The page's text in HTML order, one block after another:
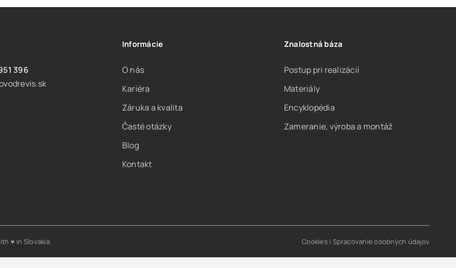
396
Informácie
O nás
Kariéra
Záruka a kvalita
Časté otázky
Blog
Kontakt
Znalostná báza
Postup pri realizácií
Materiály
Encyklopédia
Zameranie, výroba a montáž
♥ in Slovakia Cookies | Spracovanie osobných údajov